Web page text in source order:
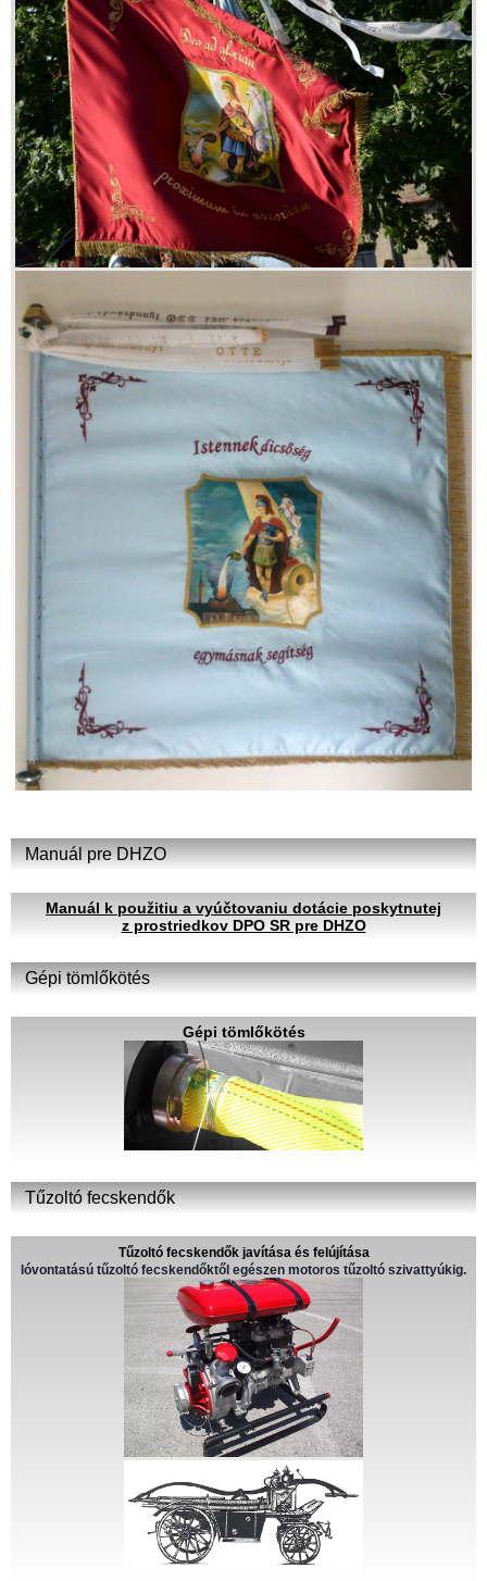
Manuál pre DHZO
Manuál k použitiu a vyúčtovaniu dotácie poskytnutej
z prostriedkov DPO SR pre DHZO
Gépi tömlőkötés
Gépi tömlőkötés
Tűzoltó fecskendők
Tűzoltó fecskendők javítása és felújítása
lóvontatású tűzoltó fecskendőktől egészen motoros tűzoltó szivattyúkig.